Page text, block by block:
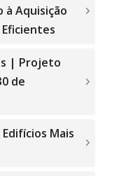
Aquisição
| Projeto
de
Mais